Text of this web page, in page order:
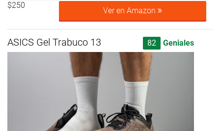
$250
Ver en Amazon
ASICS Gel Trabuco 13 82 Geniales